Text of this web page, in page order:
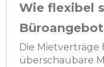
Wie flexibel
Die Mietverträge
überschaubare